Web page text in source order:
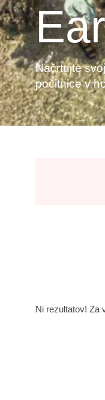
Načrtujte
počitnice v
Ni rezultatov! Za